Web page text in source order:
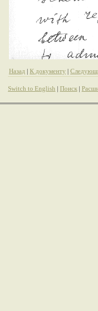
Назад | К документу |
Switch to English | Поиск |